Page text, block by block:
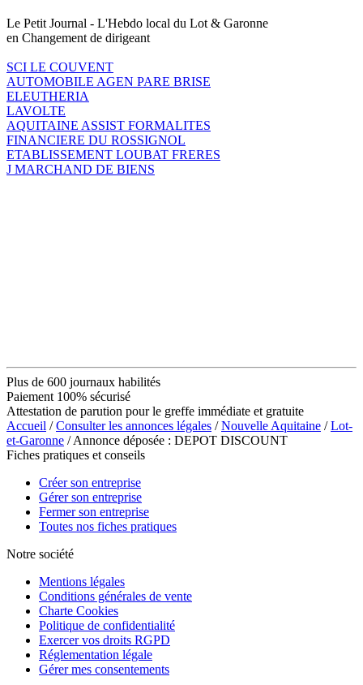
Le Petit Journal - L'Hebdo local du Lot & Garonne
en Changement de dirigeant
SCI LE COUVENT
AUTOMOBILE AGEN PARE BRISE
ELEUTHERIA
LAVOLTE
AQUITAINE ASSIST FORMALITES
FINANCIERE DU ROSSIGNOL
ETABLISSEMENT LOUBAT FRERES
J MARCHAND DE BIENS
Plus de 600 journaux habilités
Paiement 100% sécurisé
Attestation de parution pour le greffe immédiate et gratuite
Accueil /Consulter les annonces légales /Nouvelle Aquitaine /Lot-
et-Garonne / Annonce déposée : DEPOT DISCOUNT
Fiches pratiques et conseils
Créer son entreprise
Gérer son entreprise
Fermer son entreprise
Toutes nos fiches pratiques
Notre société
Mentions légales
Conditions générales de vente
Charte Cookies
Politique de confidentialité
Exercer vos droits RGPD
Réglementation légale
Gérer mes consentements